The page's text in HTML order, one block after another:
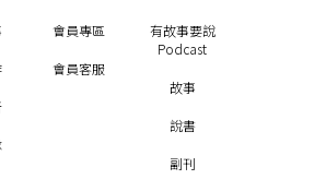
會員專區
會員客服
有故事要說
Podcast
故事
說書
副刊